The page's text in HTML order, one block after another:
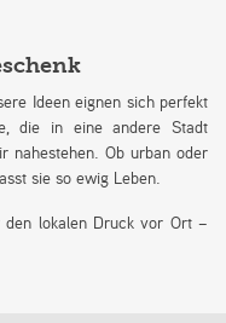
Ideen eignen sich perfekt
die in eine andere Stadt
nahestehen. Ob urban oder
sie so ewig Leben.
lokalen Druck vor Ort –